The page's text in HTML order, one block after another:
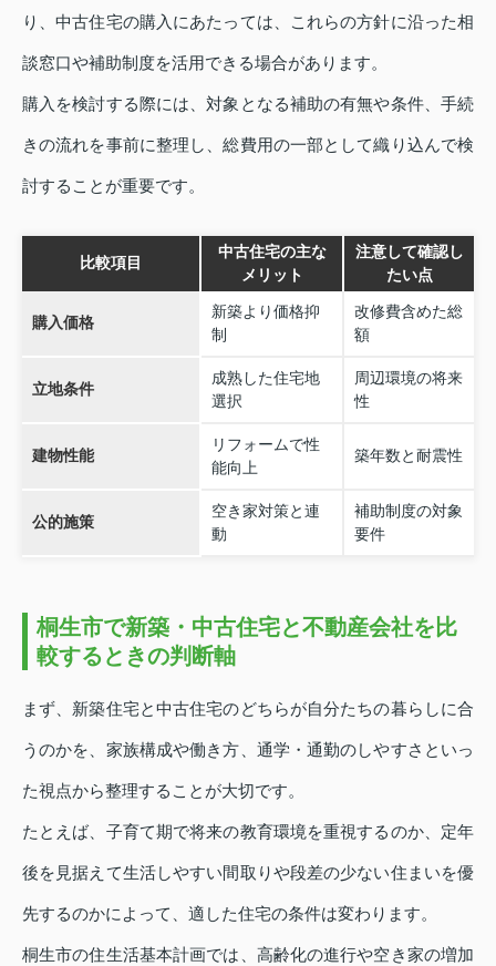
り、中古住宅の購入にあたっては、これらの方針に沿った相
談窓口や補助制度を活用できる場合があります。
購入を検討する際には、対象となる補助の有無や条件、手続
きの流れを事前に整理し、総費用の一部として織り込んで検
討することが重要です。
比較項目
中古住宅の主な
メリット
注意して確認し
たい点
購入価格
新築より価格抑
制
改修費含めた総
額
立地条件
成熟した住宅地
選択
周辺環境の将来
性
建物性能
リフォームで性
能向上
築年数と耐震性
公的施策
空き家対策と連
動
補助制度の対象
要件
桐生市で新築・中古住宅と不動産会社を比
較するときの判断軸
まず、新築住宅と中古住宅のどちらが自分たちの暮らしに合
うのかを、家族構成や働き方、通学・通勤のしやすさといっ
た視点から整理することが大切です。
たとえば、子育て期で将来の教育環境を重視するのか、定年
後を見据えて生活しやすい間取りや段差の少ない住まいを優
先するのかによって、適した住宅の条件は変わります。
桐生市の住生活基本計画では、高齢化の進行や空き家の増加